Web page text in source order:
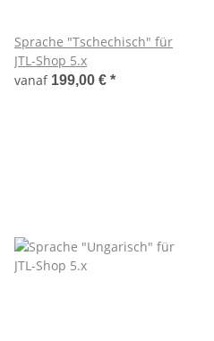
Sprache "Tschechisch" für
JTL-Shop 5.x
vanaf 199,00 € *